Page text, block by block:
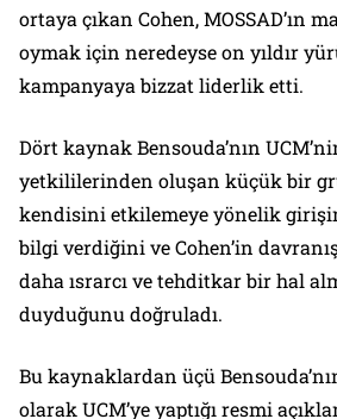
ortaya çıkan Cohen, MOSSAD’ın
oymak için neredeyse on yıldır
kampanyaya bizzat liderlik etti.
Dört kaynak Bensouda’nın
yetkililerinden oluşan küçük bir
kendisini etkilemeye yönelik
bilgi verdiğini ve Cohen’in
daha ısrarcı ve tehditkar bir hal
duyduğunu doğruladı.
Bu kaynaklardan üçü
olarak UCM’ye yaptığı resmi